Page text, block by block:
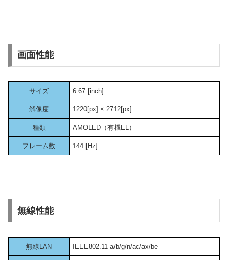
画面性能
サイズ 6.67 [inch]
解像度 1220[px] × 2712[px]
種類 AMOLED（有機EL）
フレーム数 144 [Hz]
無線性能
無線LAN IEEE802.11 a/b/g/n/ac/ax/be